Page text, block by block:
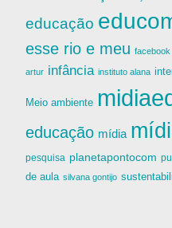
educação
esse rio e meu facebook
artur infância instituto alana
Meio ambiente
educação mídia
pesquisa planetapontocom
de aula silvana gontijo